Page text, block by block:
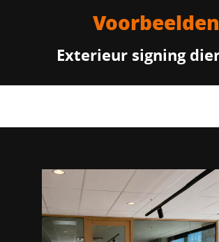
Voorbeelden
Exterieur signing